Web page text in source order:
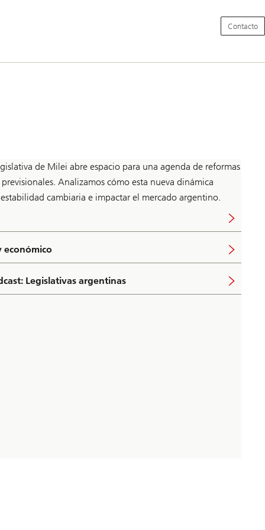
principal
Contacto
de Milei abre espacio para una agenda de reformas
previsionales. Analizamos cómo esta nueva dinámica
cambiaria e impactar el mercado argentino.
económico
Legislativas argentinas